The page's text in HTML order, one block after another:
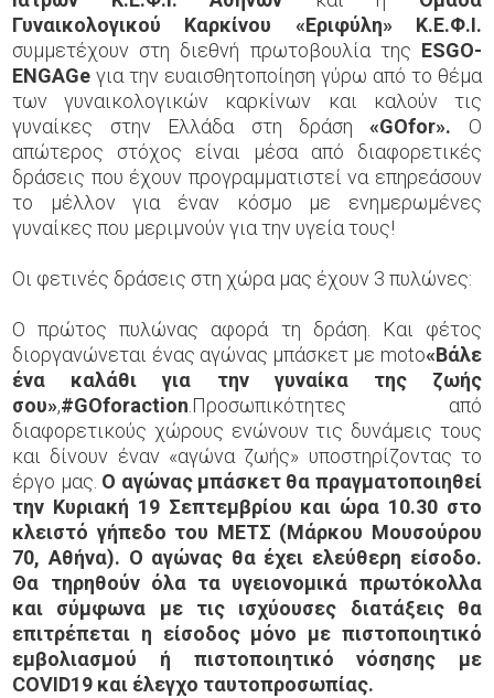
Γυναικολογικού Καρκίνου «Εριφύλη» Κ.Ε.Φ.Ι.
συμμετέχουν στη διεθνή πρωτοβουλία της ESGO-
ENGAGe για την ευαισθητοποίηση γύρω από το θέμα
των γυναικολογικών καρκίνων και καλούν τις
γυναίκες στην Ελλάδα στη δράση«GOfor». Ο
απώτερος στόχος είναι μέσα από διαφορετικές
δράσεις που έχουν προγραμματιστεί να επηρεάσουν
το μέλλον για έναν κόσμο με ενημερωμένες
γυναίκες που μεριμνούν για την υγεία τους!
Οι φετινές δράσεις στη χώρα μας έχουν 3 πυλώνες:
Ο πρώτος πυλώνας αφορά τη δράση. Και φέτος
διοργανώνεται ένας αγώνας μπάσκετ με moto«Βάλε
ένα καλάθι για την γυναίκα της ζωής
σου»,#GOforaction.Προσωπικότητες από
διαφορετικούς χώρους ενώνουν τις δυνάμεις τους
και δίνουν έναν «αγώνα ζωής» υποστηρίζοντας το
έργο μας. Ο αγώνας μπάσκετ θα πραγματοποιηθεί
την Κυριακή 19 Σεπτεμβρίου και ώρα 10.30 στο
κλειστό γήπεδο του ΜΕΤΣ (Μάρκου Μουσούρου
70, Αθήνα). Ο αγώνας θα έχει ελεύθερη είσοδο.
Θα τηρηθούν όλα τα υγειονομικά πρωτόκολλα
και σύμφωνα με τις ισχύουσες διατάξεις θα
επιτρέπεται η είσοδος μόνο με πιστοποιητικό
εμβολιασμού ή πιστοποιητικό νόσησης με
COVID19 και έλεγχο ταυτοπροσωπίας.